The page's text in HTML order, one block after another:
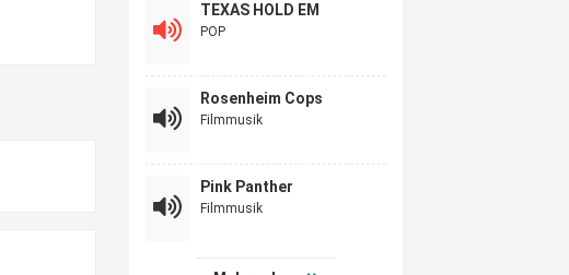
TEXAS HOLD EM
POP
Rosenheim Cops
Filmmusik
Pink Panther
Filmmusik